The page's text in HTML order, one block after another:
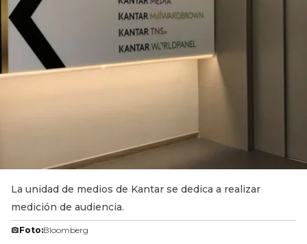
La unidad de medios de Kantar se dedica a realizar
medición de audiencia.
Foto:Bloomberg